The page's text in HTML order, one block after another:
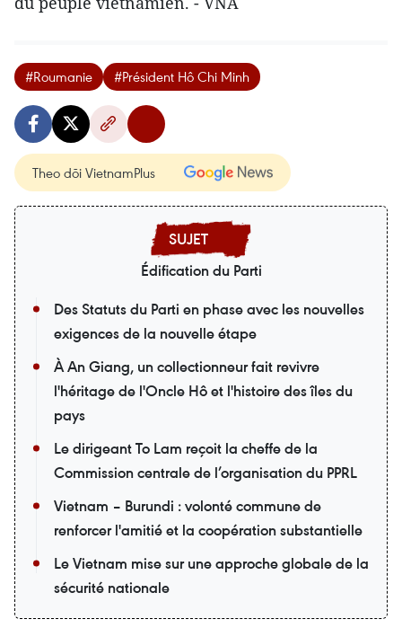
#Roumanie #Président Hô Chi Minh
Theo dõi VietnamPlus
Édification du Parti
Des Statuts du Parti en phase avec les nouvelles
exigences de la nouvelle étape
À An Giang, un collectionneur fait revivre
l'héritage de l'Oncle Hô et l'histoire des îles du
pays
Le dirigeant To Lam reçoit la cheffe de la
Commission centrale de l’organisation du PPRL
Vietnam – Burundi : volonté commune de
renforcer l'amitié et la coopération substantielle
Le Vietnam mise sur une approche globale de la
sécurité nationale